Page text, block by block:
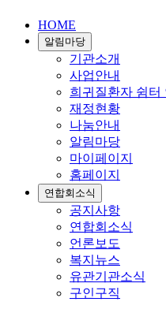
HOME
알림마당
기관소개
사업안내
희귀질환자 쉼터
재정현황
나눔안내
알림마당
마이페이지
홈페이지
연합회소식
공지사항
연합회소식
언론보도
복지뉴스
유관기관소식
구인구직